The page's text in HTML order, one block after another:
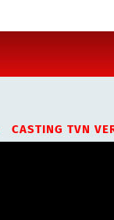
CASTING TVN